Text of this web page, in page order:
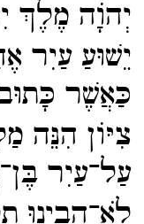
יְהוָֹה מֶלֶךְ
יֵשׁוּעַ עַיִר
כַּאֲשֶׁר
צִיּוֹן הִנֵּה
עַל־​עַיִר
לֹא־​הֵבִינוּ